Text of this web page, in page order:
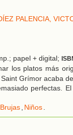
PALENCIA,
papel + digital;
los platos más
Grímor acaba
perfectas.
Brujas, Niños.